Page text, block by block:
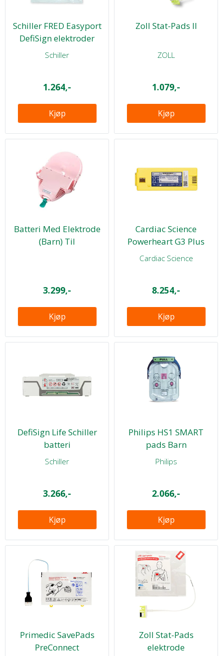
Schiller FRED Easyport
DefiSign elektroder
barn ...
Schiller
1.264,-
Kjøp
Zoll Stat-Pads II
ZOLL
1.079,-
Kjøp
Batteri Med Elektrode
(Barn) Til
3.299,-
Kjøp
Cardiac Science
Powerheart G3 Plus
batteri
Cardiac Science
8.254,-
Kjøp
DefiSign Life Schiller
batteri
Schiller
3.266,-
Kjøp
Philips HS1 SMART
pads Barn
Philips
2.066,-
Kjøp
Primedic SavePads
PreConnect
Zoll Stat-Pads
elektrode